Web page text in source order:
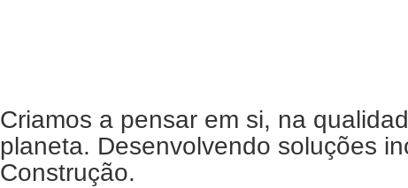
Criamos a pensar em si, na
planeta. Desenvolvendo soluções
Construção.